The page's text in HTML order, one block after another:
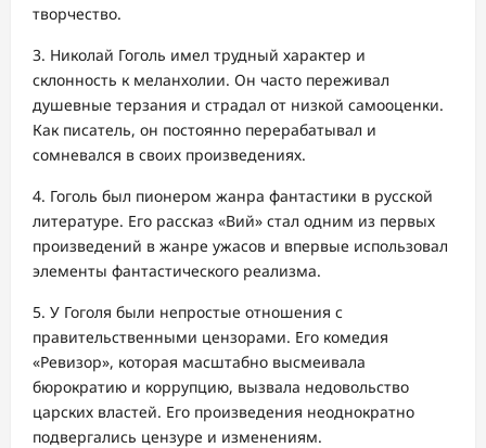
творчество.
3. Николай Гоголь имел трудный характер и
склонность к меланхолии. Он часто переживал
душевные терзания и страдал от низкой самооценки.
Как писатель, он постоянно перерабатывал и
сомневался в своих произведениях.
4. Гоголь был пионером жанра фантастики в русской
литературе. Его рассказ «Вий» стал одним из первых
произведений в жанре ужасов и впервые использовал
элементы фантастического реализма.
5. У Гоголя были непростые отношения с
правительственными цензорами. Его комедия
«Ревизор», которая масштабно высмеивала
бюрократию и коррупцию, вызвала недовольство
царских властей. Его произведения неоднократно
подвергались цензуре и изменениям.